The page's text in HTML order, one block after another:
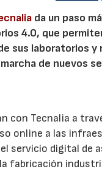
da un paso
4.0, que
sus laboratorios y
de nuevos
con Tecnalia a
online a las
servicio digital de
fabricación